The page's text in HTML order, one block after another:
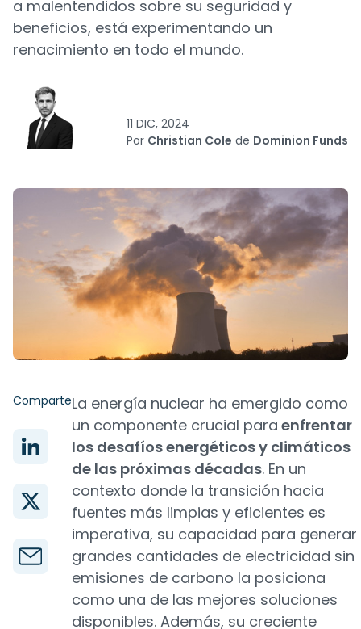
a malentendidos sobre su seguridad y
beneficios, está experimentando un
renacimiento en todo el mundo.
11 DIC, 2024
Por Christian Cole de Dominion Funds
ComparteLa energía nuclear ha emergido como
un componente crucial para enfrentar
los desafíos energéticos y climáticos
de las próximas décadas. En un
contexto donde la transición hacia
fuentes más limpias y eficientes es
imperativa, su capacidad para generar
grandes cantidades de electricidad sin
emisiones de carbono la posiciona
como una de las mejores soluciones
disponibles. Además, su creciente